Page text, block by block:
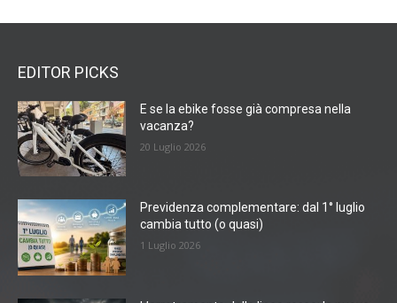
EDITOR PICKS
E se la ebike fosse già compresa nella
vacanza?
20 Luglio 2026
Previdenza complementare: dal 1° luglio
cambia tutto (o quasi)
1 Luglio 2026